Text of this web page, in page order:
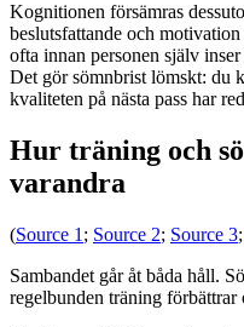
Kognitionen försämras
beslutsfattande och
ofta innan personen själv
Det gör sömnbrist lömskt: du
kvaliteten på nästa pass har
Hur träning och
varandra
(Source 1 ; Source 2; Source 3;
Sambandet går åt båda håll.
regelbunden träning förbättrar